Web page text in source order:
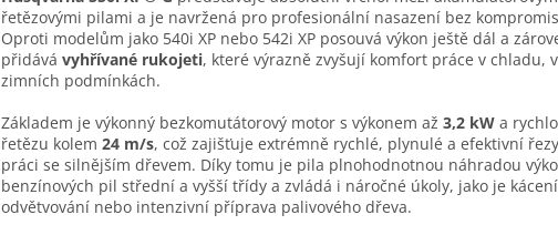
řetězovými pilami a je navržená pro profesionální nasazení bez
Oproti modelům jako 540i XP nebo 542i XP posouvá výkon ještě dál a
přidává vyhřívané rukojeti, které výrazně zvyšují komfort práce v chladu,
zimních podmínkách.
Základem je výkonný bezkomutátorový motor s výkonem až 3,2 kW a
řetězu kolem 24 m/s, což zajišťuje extrémně rychlé, plynulé a efektivní
práci se silnějším dřevem. Díky tomu je pila plnohodnotnou náhradou
benzínových pil střední a vyšší třídy a zvládá i náročné úkoly, jako je
odvětvování nebo intenzivní příprava palivového dřeva.